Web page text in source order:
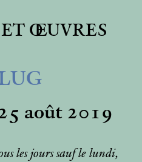
ŒUVRES
août 2019
les jours sauf le lundi,